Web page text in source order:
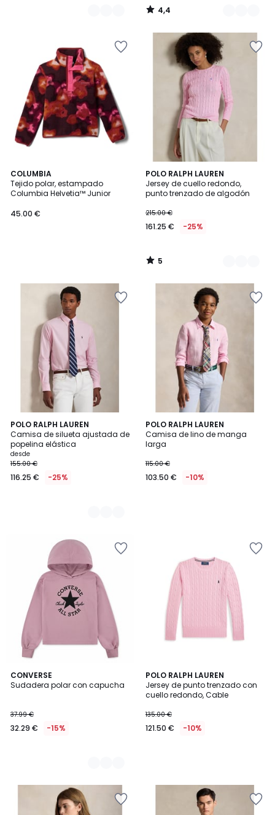
4,4
/
COLUMBIA
Tejido polar, estampado
Columbia Helvetia™ Junior
45.00 €
POLO RALPH LAUREN
Jersey de cuello redondo,
punto trenzado de algodón
215.00 €
161.25 € -25%
5
/
5
4
Colores
5
/
POLO RALPH LAUREN
Camisa de silueta ajustada de
popelina elástica
desde
155.00 €
116.25 € -25%
2
Colores
POLO RALPH LAUREN
Camisa de lino de manga
larga
115.00 €
103.50 € -10%
CONVERSE
Sudadera polar con capucha
37.99 €
32.29 € -15%
2
Colores
POLO RALPH LAUREN
Jersey de punto trenzado con
cuello redondo, Cable
135.00 €
121.50 € -10%